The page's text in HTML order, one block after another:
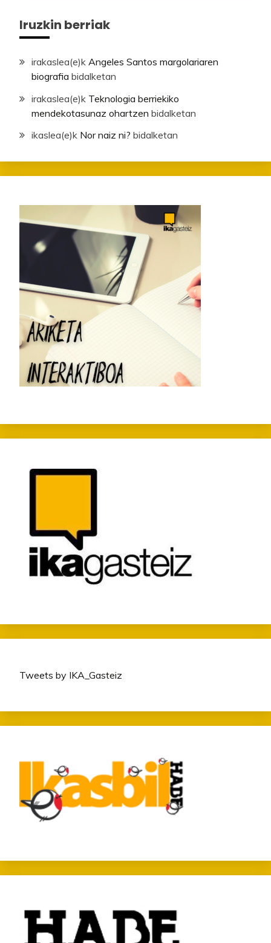
Iruzkin berriak
irakaslea(e)k Angeles Santos margolariaren
biografia bidalketan
irakaslea(e)k Teknologia berriekiko
mendekotasunaz ohartzen bidalketan
ikaslea(e)k Nor naiz ni? bidalketan
Tweets by IKA_Gasteiz